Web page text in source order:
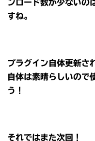
ンロード数が少ないの
すね。
プラグイン自体更新さ
自体は素晴らしいので
う！
それではまた次回！